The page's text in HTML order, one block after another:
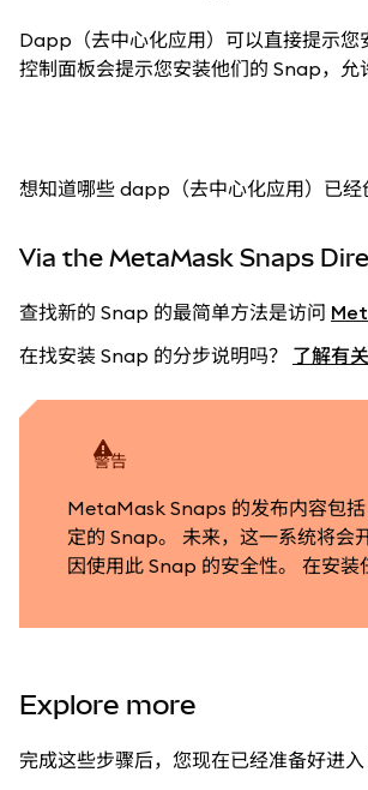
Dapp（去中心化应用）可以直接提示您
控制面板会提示您安装他们的 Snap，
想知道哪些 dapp（去中心化应用）已经
Via the MetaMask Snaps
查找新的 Snap 的最简单方法是访问
在找安装 Snap 的分步说明吗？ 了解有
警告
MetaMask Snaps 的发布内容包
定的 Snap。 未来，这一系统将会
因使用此 Snap 的安全性。 在安装
Explore more
完成这些步骤后，您现在已经准备好进